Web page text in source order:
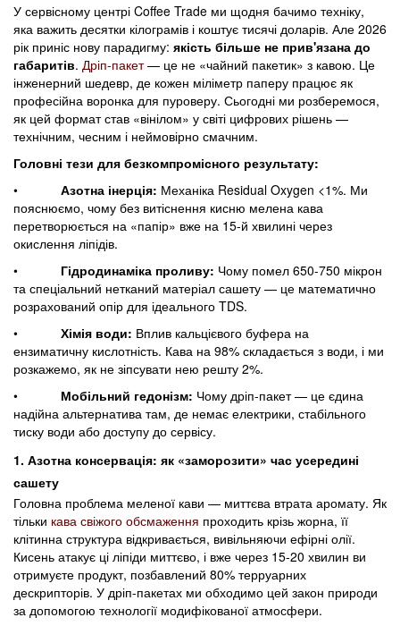
У сервісному центрі Coffee Trade ми щодня бачимо техніку,
яка важить десятки кілограмів і коштує тисячі доларів. Але 2026
рік приніс нову парадигму: якість більше не прив'язана до
габаритів. Дріп-пакет— це не «чайний пакетик» з кавою. Це
інженерний шедевр, де кожен міліметр паперу працює як
професійна воронка для пуроверу. Сьогодні ми розберемося,
як цей формат став «вінілом» у світі цифрових рішень —
технічним, чесним і неймовірно смачним.
Головні тези для безкомпромісного результату:
• Азотна інерція: Механіка Residual Oxygen <1%. Ми
пояснюємо, чому без витіснення кисню мелена кава
перетворюється на «папір» вже на 15-й хвилині через
окислення ліпідів.
• Гідродинаміка проливу: Чому помел 650-750 мікрон
та спеціальний нетканий матеріал сашету — це математично
розрахований опір для ідеального TDS.
• Хімія води: Вплив кальцієвого буфера на
ензиматичну кислотність. Кава на 98% складається з води, і ми
розкажемо, як не зіпсувати нею решту 2%.
• Мобільний гедонізм: Чому дріп-пакет — це єдина
надійна альтернатива там, де немає електрики, стабільного
тиску води або доступу до сервісу.
1. Азотна консервація: як «заморозити» час усередині
сашету
Головна проблема меленої кави — миттєва втрата аромату. Як
тільки кава свіжого обсмаження проходить крізь жорна, її
клітинна структура відкривається, вивільняючи ефірні олії.
Кисень атакує ці ліпіди миттєво, і вже через 15-20 хвилин ви
отримуєте продукт, позбавлений 80% терруарних
дескрипторів. У дріп-пакетах ми обходимо цей закон природи
за допомогою технології модифікованої атмосфери.